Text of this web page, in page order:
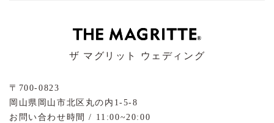
ザ マグリット ウェディング
〒700-0823
岡山県岡山市北区丸の内1-5-8
お問い合わせ時間 / 11:00~20:00